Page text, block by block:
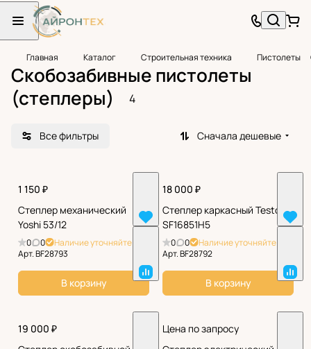
Главная Каталог Строительная техника Пистолеты
Скобозабивные пистолеты
(степлеры)
4
Все фильтры Сначала дешевые
1 150 ₽
Степлер механический
Yoshi 53/12
0 0
Наличие уточняйте
Арт.BF28793
В корзину
18 000 ₽
Степлер каркасный Testo
SF16851H5
0 0
Наличие уточняйте
Арт.BF28792
В корзину
19 000 ₽
Цена по запросу